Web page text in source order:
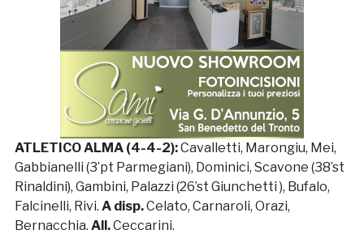
ATLETICO ALMA (4-4-2):Cavalletti, Marongiu, Mei,
Gabbianelli (3’pt Parmegiani), Dominici, Scavone (38’st
Rinaldini), Gambini, Palazzi (26’st Giunchetti ), Bufalo,
Falcinelli, Rivi. A disp.Celato, Carnaroli, Orazi,
Bernacchia. All.Ceccarini.